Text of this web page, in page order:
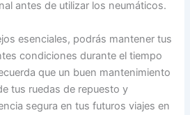
antes de utilizar los neumáticos.
esenciales, podrás mantener tus
condiciones durante el tiempo
que un buen mantenimiento
tus ruedas de repuesto y
segura en tus futuros viajes en